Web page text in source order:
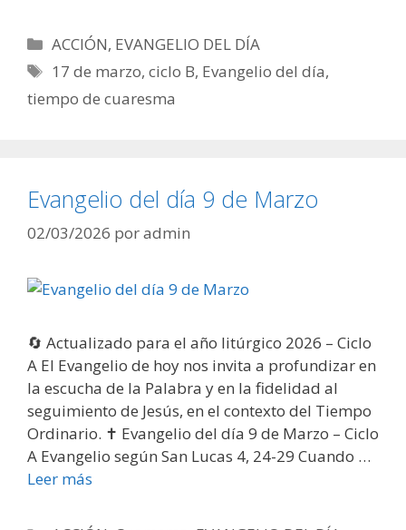
Categorías
ACCIÓN, EVANGELIO DEL DÍA
Etiquetas
17 de marzo,ciclo B, Evangelio del día,
tiempo de cuaresma
Evangelio del día 9 de Marzo
02/03/2026 poradmin
🔄 Actualizado para el año litúrgico 2026 – Ciclo
A El Evangelio de hoy nos invita a profundizar en
la escucha de la Palabra y en la fidelidad al
seguimiento de Jesús, en el contexto del Tiempo
Ordinario. ✝️ Evangelio del día 9 de Marzo – Ciclo
A Evangelio según San Lucas 4, 24-29 Cuando …
Leer más